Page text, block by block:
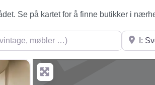
Se på kartet for å finne butikker i
møbler …) Søk i